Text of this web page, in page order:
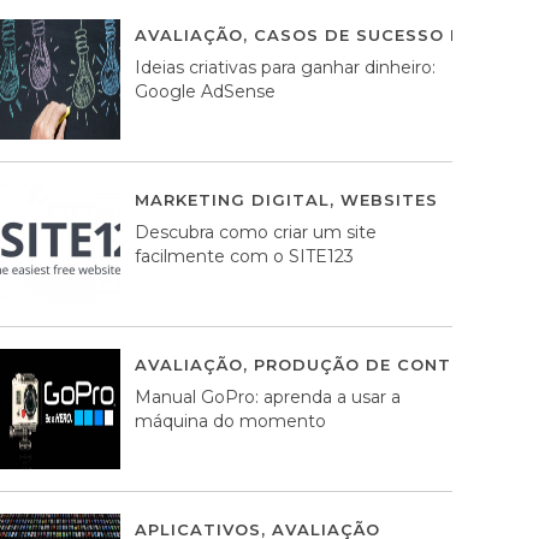
AVALIAÇÃO, CASOS DE SUCESSO DE
Ideias criativas para ganhar dinheiro:
Google AdSense
MARKETING DIGITAL, WEBSITES
Descubra como criar um site
facilmente com o SITE123
AVALIAÇÃO, PRODUÇÃO DE CONTEÚDOS
Manual GoPro: aprenda a usar a
máquina do momento
APLICATIVOS, AVALIAÇÃO